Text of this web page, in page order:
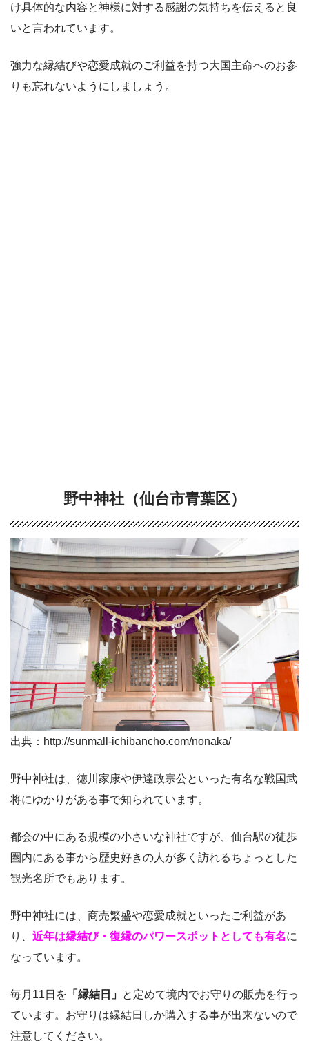
け具体的な内容と神様に対する感謝の気持ちを伝えると良
いと言われています。
強力な縁結びや恋愛成就のご利益を持つ大国主命へのお参
りも忘れないようにしましょう。
野中神社（仙台市青葉区）
出典：http://sunmall-ichibancho.com/nonaka/
野中神社は、徳川家康や伊達政宗公といった有名な戦国武
将にゆかりがある事で知られています。
都会の中にある規模の小さいな神社ですが、仙台駅の徒歩
圏内にある事から歴史好きの人が多く訪れるちょっとした
観光名所でもあります。
野中神社には、商売繁盛や恋愛成就といったご利益があ
り、 近年は縁結び・復縁のパワースポットとしても有名に
なっています。
毎月11日を 「縁結日」 と定めて境内でお守りの販売を行っ
ています。お守りは縁結日しか購入する事が出来ないので
注意してください。